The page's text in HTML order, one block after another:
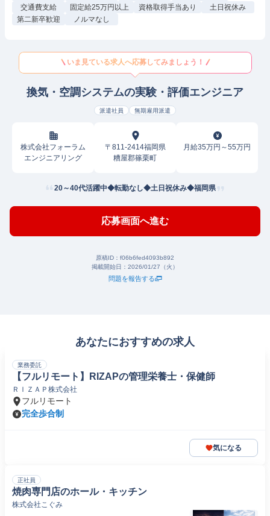
交通費支給
固定給25万円以上 資格取得手当あり
土日祝休み
第二新卒歓迎
ノルマなし
いま見ている求人へ応募してみましょう！
換気・空調システムの実験・評価エンジニア
派遣社員 無期雇用派遣
株式会社フォーラム
エンジニアリング
〒811-2414福岡県
糟屋郡篠栗町
月給35万円～55万円
20～40代活躍中◆転勤なし◆土日祝休み◆福岡県
応募画面へ進む
原稿ID： f06b6fed4093b892
掲載開始日： 2026/01/27（火）
問題を報告する
あなたにおすすめの求人
業務委託
【フルリモート】RIZAPの管理栄養士・保健師
ＲＩＺＡＰ株式会社
フルリモート
完全歩合制
気になる
正社員
焼肉専門店のホール・キッチン
株式会社こぐみ